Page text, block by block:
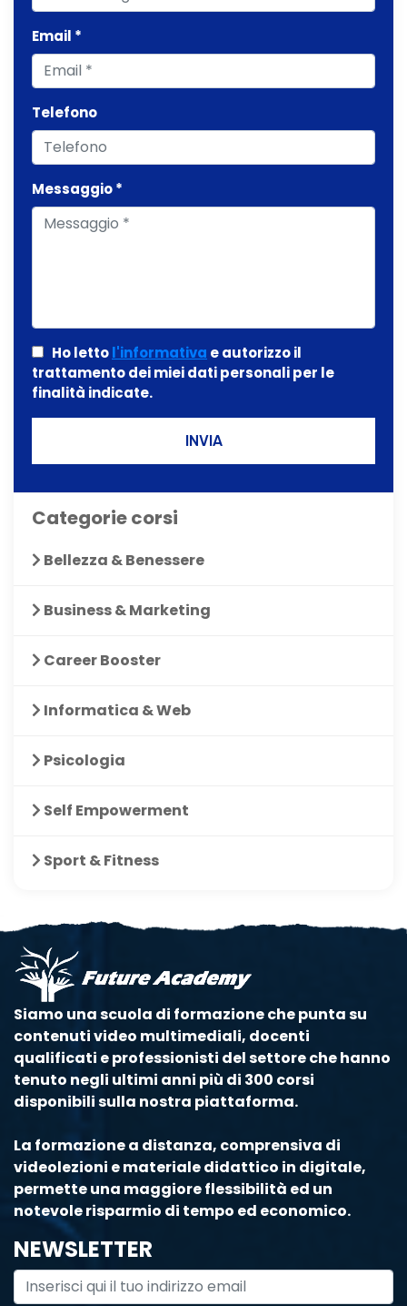
Email *
Telefono
Messaggio *
Ho lettol'informativa e autorizzo il
trattamento dei miei dati personali per le
finalità indicate.
INVIA
Categorie corsi
Bellezza & Benessere
Business & Marketing
Career Booster
Informatica & Web
Psicologia
Self Empowerment
Sport & Fitness
Siamo una scuola di formazione che punta su
contenuti video multimediali, docenti
qualificati e professionisti del settore che hanno
tenuto negli ultimi anni più di 300 corsi
disponibili sulla nostra piattaforma.
La formazione a distanza, comprensiva di
videolezioni e materiale didattico in digitale,
permette una maggiore flessibilità ed un
notevole risparmio di tempo ed economico.
NEWSLETTER